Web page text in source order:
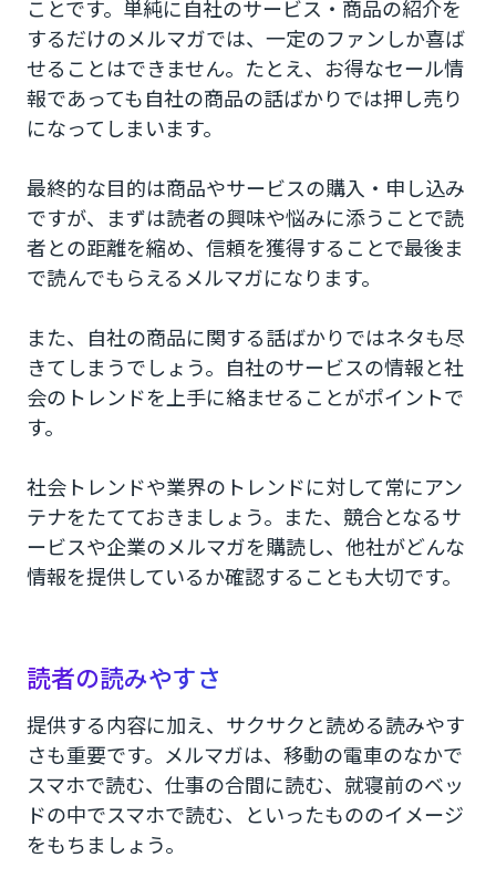
ことです。単純に自社のサービス・商品の紹介を
するだけのメルマガでは、一定のファンしか喜ば
せることはできません。たとえ、お得なセール情
報であっても自社の商品の話ばかりでは押し売り
になってしまいます。
最終的な目的は商品やサービスの購入・申し込み
ですが、まずは読者の興味や悩みに添うことで読
者との距離を縮め、信頼を獲得することで最後ま
で読んでもらえるメルマガになります。
また、自社の商品に関する話ばかりではネタも尽
きてしまうでしょう。自社のサービスの情報と社
会のトレンドを上手に絡ませることがポイントで
す。
社会トレンドや業界のトレンドに対して常にアン
テナをたてておきましょう。また、競合となるサ
ービスや企業のメルマガを購読し、他社がどんな
情報を提供しているか確認することも大切です。
読者の読みやすさ
提供する内容に加え、サクサクと読める読みやす
さも重要です。メルマガは、移動の電車のなかで
スマホで読む、仕事の合間に読む、就寝前のベッ
ドの中でスマホで読む、といったもののイメージ
をもちましょう。